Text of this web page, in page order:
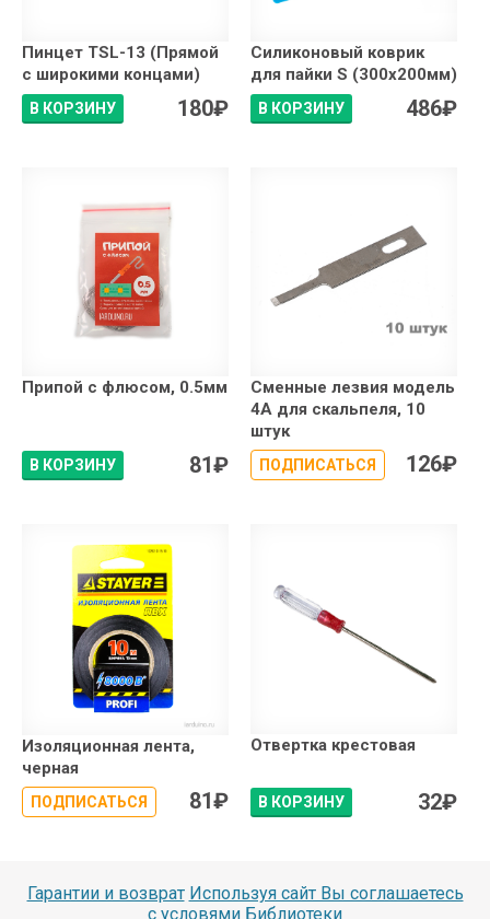
Пинцет TSL-13 (Прямой
с широкими концами)
В КОРЗИНУ 180₽
Силиконовый коврик
для пайки S (300x200мм)
В КОРЗИНУ 486₽
Припой с флюсом, 0.5мм
В КОРЗИНУ 81₽
Сменные лезвия модель
4А для скальпеля, 10
штук
ПОДПИСАТЬСЯ 126₽
Изоляционная лента,
черная
ПОДПИСАТЬСЯ 81₽
Отвертка крестовая
В КОРЗИНУ 32₽
Гарантии и возврат Используя сайт Вы соглашаетесь
с условями Библиотеки